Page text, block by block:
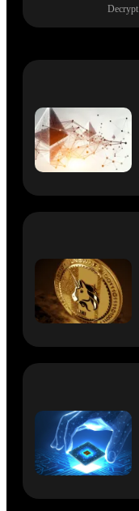
Decrypt